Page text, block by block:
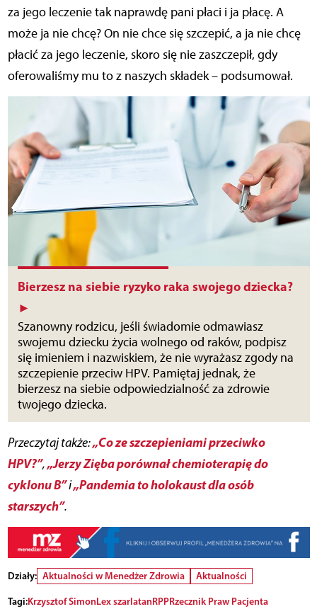
za jego leczenie tak naprawdę pani płaci i ja płacę. A
może ja nie chcę? On nie chce się szczepić, a ja nie chcę
płacić za jego leczenie, skoro się nie zaszczepił, gdy
oferowaliśmy mu to z naszych składek – podsumował.
Bierzesz na siebie ryzyko raka swojego dziecka?
►
Szanowny rodzicu, jeśli świadomie odmawiasz
swojemu dziecku życia wolnego od raków, podpisz
się imieniem i nazwiskiem, że nie wyrażasz zgody na
szczepienie przeciw HPV. Pamiętaj jednak, że
bierzesz na siebie odpowiedzialność za zdrowie
twojego dziecka.
Przeczytaj także:„Co ze szczepieniami przeciwko
HPV?”,„Jerzy Zięba porównał chemioterapię do
cyklonu B”i„Pandemia to holokaust dla osób
starszych”.
Działy: Aktualności w Menedżer Zdrowia
Aktualności
Tagi:Krzysztof SimonLex szarlatanRPPRzecznik Praw Pacjenta